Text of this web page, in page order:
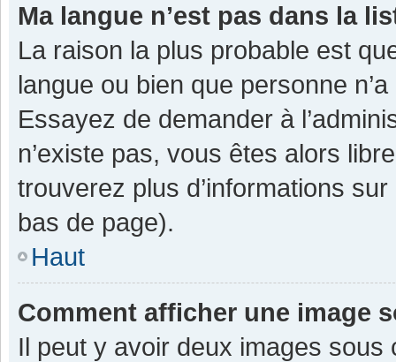
Ma langue n’est pas dans la
La raison la plus probable est
langue ou bien que personne
Essayez de demander à
n’existe pas, vous êtes alors
trouverez plus d’informations
bas de page).
Haut
Comment afficher une image
Il peut y avoir deux images sous